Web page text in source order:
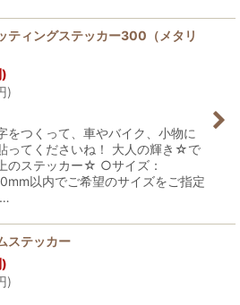
ティングステッカー300（メタリ
)
をつくって、車やバイク、小物に
ってくださいね！ 大人の輝き☆で
のステッカー☆ ○サイズ：
以内でご希望のサイズをご指定
ステッカー
)